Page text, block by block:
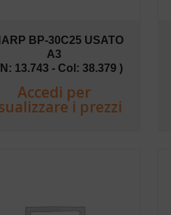
BP-30C25 USATO
A3
13.743 - Col: 38.379 )
Accedi per
i prezzi